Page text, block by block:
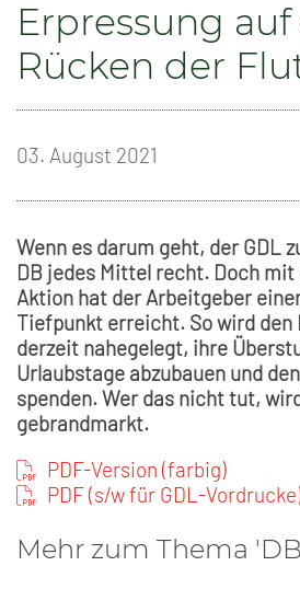
Erpressung
Rücken der
03. August 2021
Wenn es darum geht, der GDL
DB jedes Mittel recht. Doch
Aktion hat der Arbeitgeber
Tiefpunkt erreicht. So wird
derzeit nahegelegt, ihre
Urlaubstage abzubauen und
spenden. Wer das nicht tut,
gebrandmarkt.
PDF-Version (farbig)
PDF (s/w für GDL-
Mehr zum Thema